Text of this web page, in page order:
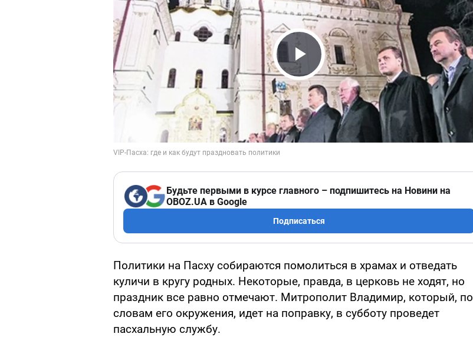
Play Video
Будьте первыми в курсе главного – подпишитесь на Новини на
OBOZ.UA в Google
Подписаться
Политики на Пасху собираются помолиться в храмах и отведать
куличи в кругу родных. Некоторые, правда, в церковь не ходят, но
праздник все равно отмечают. Митрополит Владимир, который, по
словам его окружения, идет на поправку, в субботу проведет
пасхальную службу.